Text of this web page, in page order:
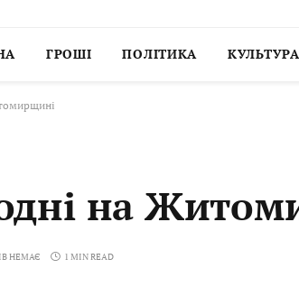
ГРОШІ ПОЛІТИКА КУЛЬТУРА
на
НЕМАЄ 1 MIN READ